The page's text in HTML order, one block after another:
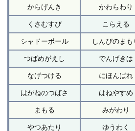
からげんき かわらわり
くさむすび こらえる
シャドーボール しんぴのまも
つばめがえし でんげきは
なげつける にほんばれ
はがねのつばさ はねやすめ
まもる みがわり
やつあたり ゆうわく